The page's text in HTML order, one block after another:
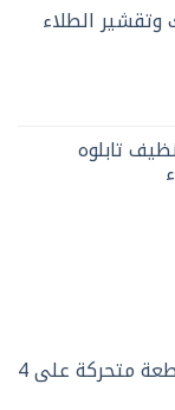
الطلاء
تابلوه
طقم عجلات لاصقة لجعل أي قطعة متحركة على 4